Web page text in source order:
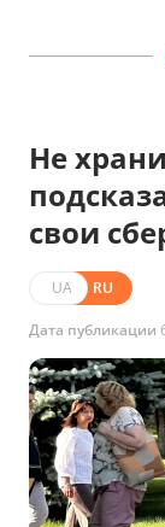
Не
свои
UA RU
Дата публикации